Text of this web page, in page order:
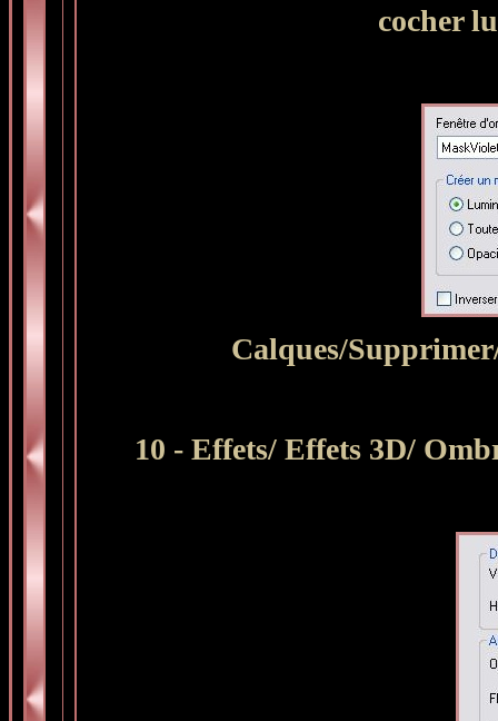
cocher
Calques/
10 - Effets/ Effets 3D/